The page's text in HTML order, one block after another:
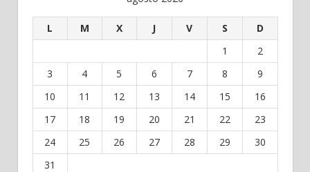
L M X J V S D
1
2
3
4 5 6 7 8
9
10
11 12 13 14 15
16
17
18 19 20 21 22
23
24
25 26 27 28 29
30
31